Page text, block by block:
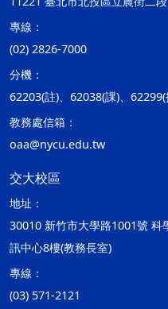
專線：
(02) 2826-7000
分機：
62203(註)、62038(課)、
教務處信箱：
oaa@nycu.edu.tw
交大校區
地址：
30010 新竹市大學路1001號 科
訊中心8樓(教務長室)
專線：
(03) 571-2121